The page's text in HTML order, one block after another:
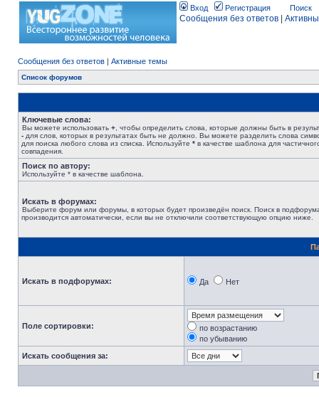
Вход Регистрация Поиск
Сообщения без ответов
Сообщения без ответов | Активные темы
Список форумов
Ключевые слова:
Вы можете использовать + , чтобы определить слова, которые должны быть в
- для слов, которых в результатах быть не должно. Вы можете разделить слова
для поиска любого слова из списка. Используйте * в качестве шаблона для
совпадения.
Поиск по автору:
Используйте * в качестве шаблона.
Искать в форумах:
Выберите форум или форумы, в которых будет произведён поиск. Поиск в
производится автоматически, если вы не отключили соответствующую опцию ниже.
Искать в подфорумах: Да Нет
Поле сортировки:
по возрастанию
по убыванию
Искать сообщения за: